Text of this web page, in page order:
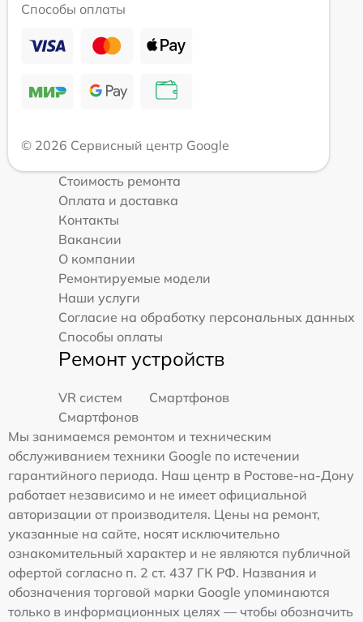
Способы оплаты
© 2026 Сервисный центр Google
Стоимость ремонта
Оплата и доставка
Контакты
Вакансии
О компании
Ремонтируемые модели
Наши услуги
Согласие на обработку персональных данных
Способы оплаты
Ремонт устройств
VR систем
Смартфонов
Смартфонов
Мы занимаемся ремонтом и техническим
обслуживанием техники Google по истечении
гарантийного периода. Наш центр в Ростове-на-Дону
работает независимо и не имеет официальной
авторизации от производителя. Цены на ремонт,
указанные на сайте, носят исключительно
ознакомительный характер и не являются публичной
офертой согласно п. 2 ст. 437 ГК РФ. Названия и
обозначения торговой марки Google упоминаются
только в информационных целях — чтобы обозначить